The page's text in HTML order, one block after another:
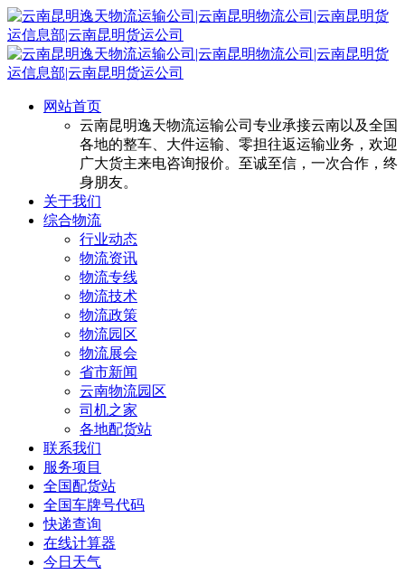
网站首页
云南昆明逸天物流运输公司专业承接云南以及全国
各地的整车、大件运输、零担往返运输业务，欢迎
广大货主来电咨询报价。至诚至信，一次合作，终
身朋友。
关于我们
综合物流
行业动态
物流资讯
物流专线
物流技术
物流政策
物流园区
物流展会
省市新闻
云南物流园区
司机之家
各地配货站
联系我们
服务项目
全国配货站
全国车牌号代码
快递查询
在线计算器
今日天气